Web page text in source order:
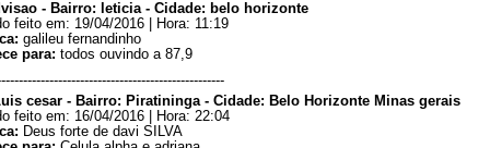
- Bairro: leticia - Cidade: belo horizonte
feito em: 19/04/2016 | Hora: 11:19
galileu fernandinho
para: todos ouvindo a 87,9
cesar - Bairro: Piratininga - Cidade: Belo Horizonte Minas gerais
feito em: 16/04/2016 | Hora: 22:04
Deus forte de davi SILVA